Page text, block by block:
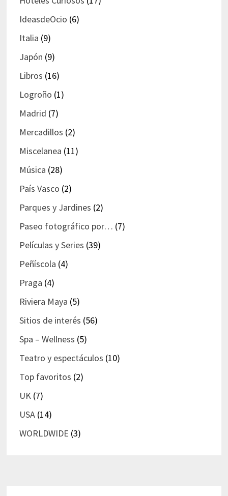
IdeasdeOcio (6)
Italia (9)
Japón (9)
Libros (16)
Logroño (1)
Madrid (7)
Mercadillos (2)
Miscelanea (11)
Música (28)
País Vasco (2)
Parques y Jardines (2)
Paseo fotográfico por… (7)
Películas y Series (39)
Peñíscola (4)
Praga (4)
Riviera Maya (5)
Sitios de interés (56)
Spa – Wellness (5)
Teatro y espectáculos (10)
Top favoritos (2)
UK(7)
USA(14)
WORLDWIDE (3)